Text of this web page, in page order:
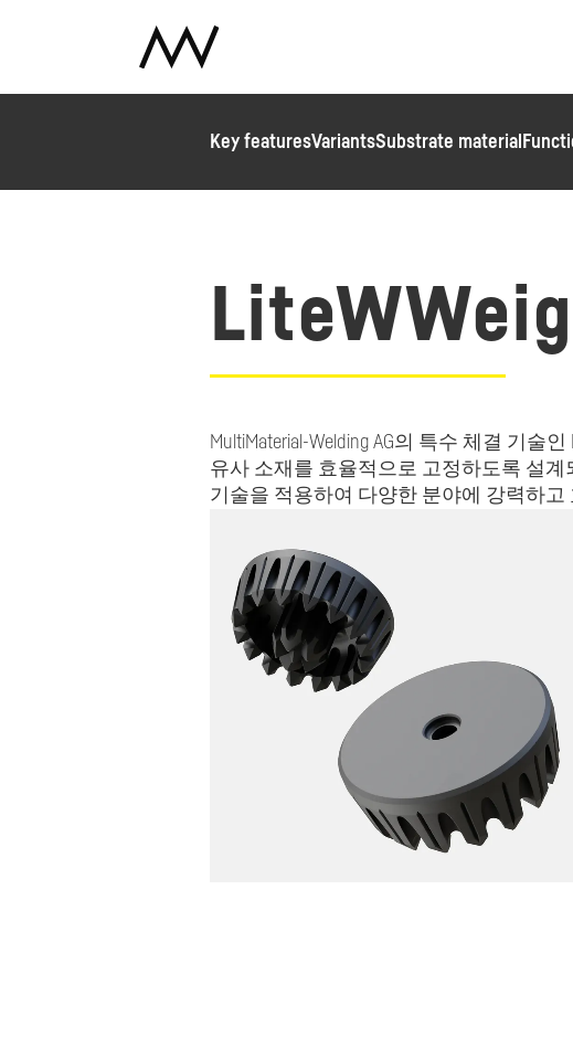
Key featuresVariantsSubstrate material
MultiMaterial-Welding AG의 특수 체결 기술
유사 소재를 효율적으로 고정하도록 설계
기술을 적용하여 다양한 분야에 강력하